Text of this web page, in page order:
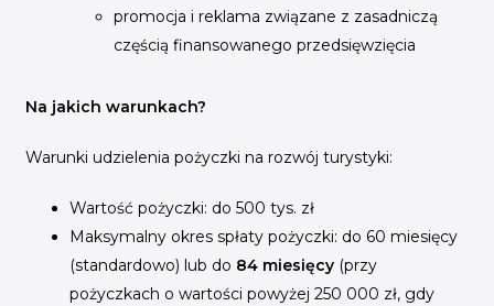
promocja i reklama związane z zasadniczą
częścią finansowanego przedsięwzięcia
Na jakich warunkach?
Warunki udzielenia pożyczki na rozwój turystyki:
Wartość pożyczki: do 500 tys. zł
Maksymalny okres spłaty pożyczki: do 60 miesięcy
(standardowo) lub do 84 miesięcy (przy
pożyczkach o wartości powyżej 250 000 zł, gdy